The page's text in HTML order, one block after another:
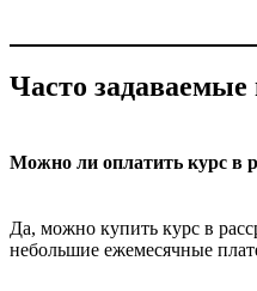
Часто
Можно ли оплатить курс в
Да, можно купить курс в
небольшие ежемесячные